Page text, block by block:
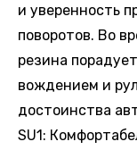
и уверенность
поворотов. Во
резина
вождением и
достоинства
SU1: